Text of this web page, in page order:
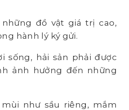
đồ vật giá trị cao,
hành lý ký gửi.
sống, hải sản phải được
ảnh hưởng đến những
như sầu riêng, mắm